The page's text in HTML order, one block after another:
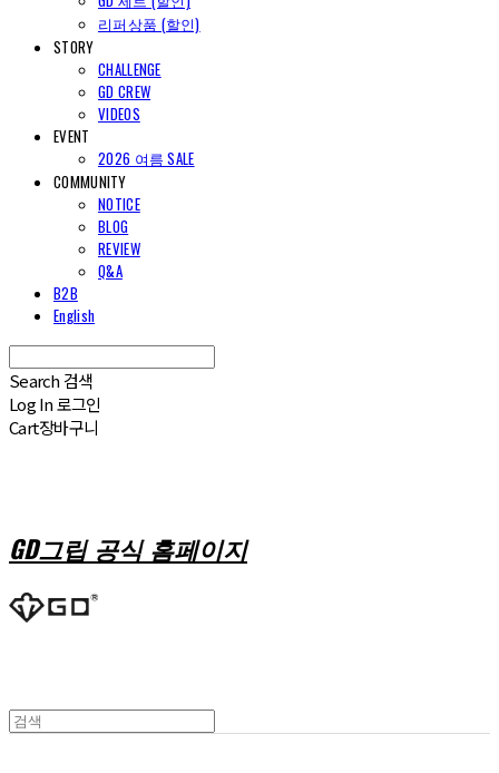
리퍼상품 (할인)
STORY
CHALLENGE
GD CREW
VIDEOS
EVENT
2026 여름 SALE
COMMUNITY
NOTICE
BLOG
REVIEW
Q&A
B2B
English
Search 검색
Log In로그인
Cart장바구니
GD그립 공식 홈페이지